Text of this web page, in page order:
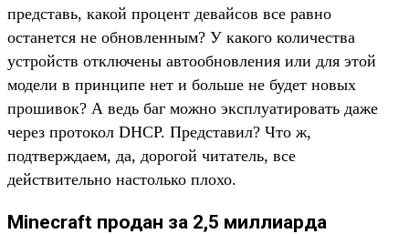
представь, какой процент девайсов все равно
останется не обновленным? У какого количества
устройств отключены автообновления или для этой
модели в принципе нет и больше не будет новых
прошивок? А ведь баг можно эксплуатировать даже
через протокол DHCP. Представил? Что ж,
подтверждаем, да, дорогой читатель, все
действительно настолько плохо.
Minecraft продан за 2,5 миллиарда